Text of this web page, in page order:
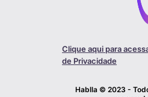
Clique aqui para
de Privacidade
Hablla © 2023 -